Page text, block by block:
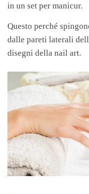
in un set per manicur.
Questo perché
dalle pareti laterali
disegni della nail art.